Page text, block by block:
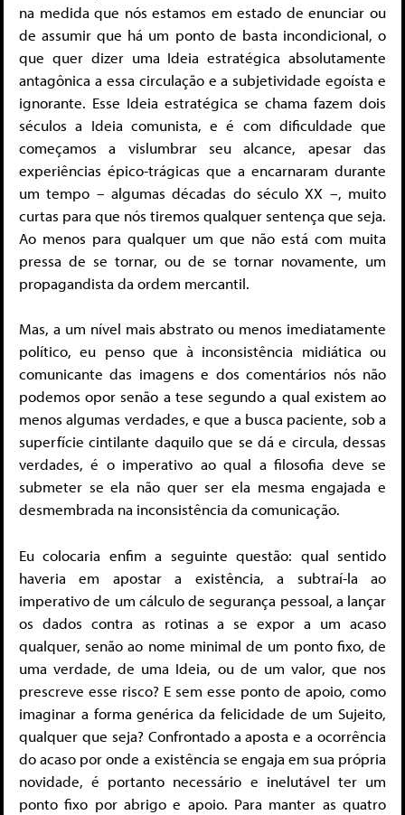
na medida que nós estamos em estado de enunciar ou
de assumir que há um ponto de basta incondicional, o
que quer dizer uma Ideia estratégica absolutamente
antagônica a essa circulação e a subjetividade egoísta e
ignorante. Esse Ideia estratégica se chama fazem dois
séculos a Ideia comunista, e é com dificuldade que
começamos a vislumbrar seu alcance, apesar das
experiências épico-trágicas que a encarnaram durante
um tempo – algumas décadas do século XX –, muito
curtas para que nós tiremos qualquer sentença que seja.
Ao menos para qualquer um que não está com muita
pressa de se tornar, ou de se tornar novamente, um
propagandista da ordem mercantil.
Mas, a um nível mais abstrato ou menos imediatamente
político, eu penso que à inconsistência midiática ou
comunicante das imagens e dos comentários nós não
podemos opor senão a tese segundo a qual existem ao
menos algumas verdades, e que a busca paciente, sob a
superfície cintilante daquilo que se dá e circula, dessas
verdades, é o imperativo ao qual a filosofia deve se
submeter se ela não quer ser ela mesma engajada e
desmembrada na inconsistência da comunicação.
Eu colocaria enfim a seguinte questão: qual sentido
haveria em apostar a existência, a subtraí-la ao
imperativo de um cálculo de segurança pessoal, a lançar
os dados contra as rotinas a se expor a um acaso
qualquer, senão ao nome minimal de um ponto fixo, de
uma verdade, de uma Ideia, ou de um valor, que nos
prescreve esse risco? E sem esse ponto de apoio, como
imaginar a forma genérica da felicidade de um Sujeito,
qualquer que seja? Confrontado a aposta e a ocorrência
do acaso por onde a existência se engaja em sua própria
novidade, é portanto necessário e inelutável ter um
ponto fixo por abrigo e apoio. Para manter as quatro